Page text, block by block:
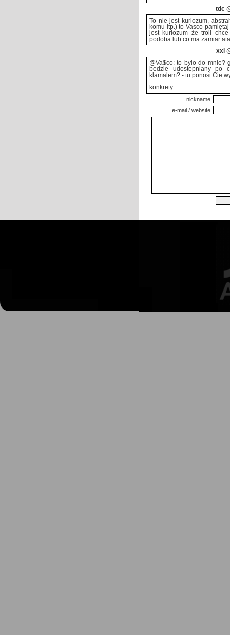
tdc
To nie jest kuriozum,
komu itp.) to Vasco
jest kuriozum że troll
podoba lub co ma zamiar
xxl
@Va$co: to bylo do mnie?
bedzie udostepniany po
klamalem? - tu ponosi Cie
konkrety.
nickname
e-mail / website